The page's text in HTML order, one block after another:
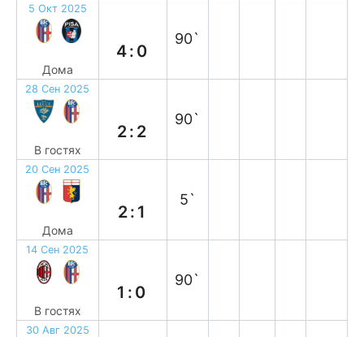
5 Окт 2025
Дома
4:0
90`
28 Сен 2025
В гостях
2:2
90`
20 Сен 2025
Дома
2:1
5`
14 Сен 2025
В гостях
1:0
90`
30 Авг 2025